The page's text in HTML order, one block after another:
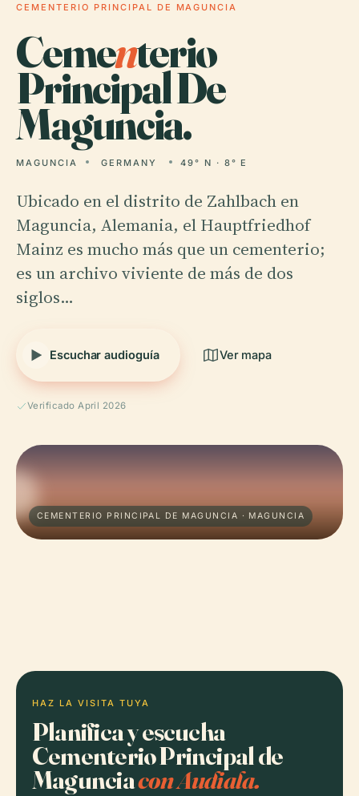
CEMENTERIO PRINCIPAL DE MAGUNCIA
Cementerio
Principal De
Maguncia.
MAGUNCIA GERMANY 49° N · 8° E
Ubicado en el distrito de Zahlbach en
Maguncia, Alemania, el Hauptfriedhof
Mainz es mucho más que un cementerio;
es un archivo viviente de más de dos
siglos…
Escuchar audioguía Ver mapa
Verificado April 2026
CEMENTERIO PRINCIPAL DE MAGUNCIA · MAGUNCIA
HAZ LA VISITA TUYA
Planifica y escucha
Cementerio Principal de
Magunciacon Audiala.